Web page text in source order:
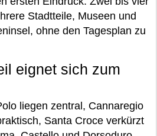
Stadtteile, Museen und
ohne den Tagesplan zu
eignet sich zum
liegen zentral, Cannaregio
Santa Croce verkürzt